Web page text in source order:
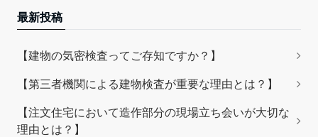
最新投稿
【建物の気密検査ってご存知ですか？】
【第三者機関による建物検査が重要な理由とは？】
【注文住宅において造作部分の現場立ち会いが大切な
理由とは？】